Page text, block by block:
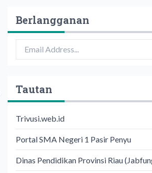
Berlangganan
Tautan
Trivusi.web.id
Portal SMA Negeri 1 Pasir Penyu
Dinas Pendidikan Provinsi Riau